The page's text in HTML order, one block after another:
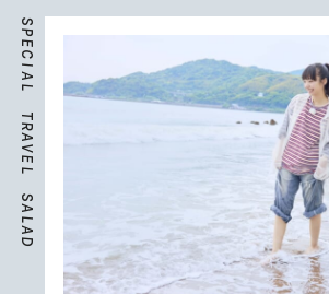
S
P
E
C
I
A
L
T
R
A
V
E
L
S
A
L
A
D